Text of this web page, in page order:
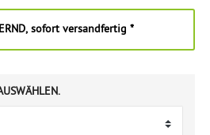
sofort versandfertig *